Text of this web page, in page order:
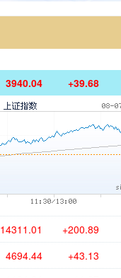
3940.04 +39.68
14311.01 +200.89
4694.44 +43.13